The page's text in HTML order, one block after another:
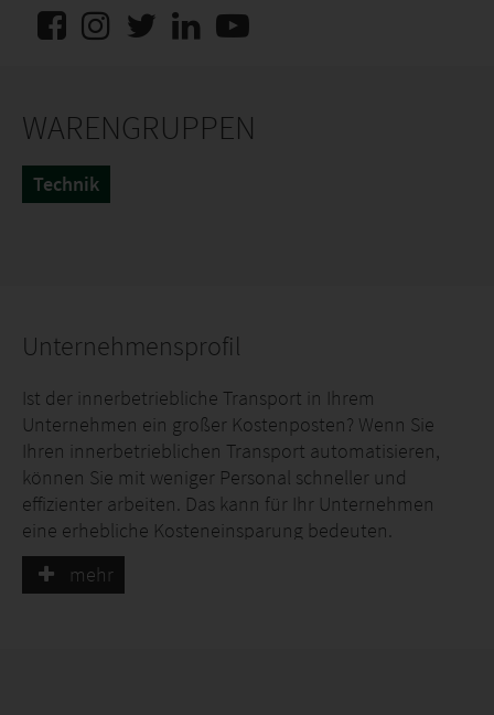
WARENGRUPPEN
Technik
Unternehmensprofil
Ist der innerbetriebliche Transport in Ihrem
Unternehmen ein großer Kostenposten? Wenn Sie
Ihren innerbetrieblichen Transport automatisieren,
können Sie mit weniger Personal schneller und
effizienter arbeiten. Das kann für Ihr Unternehmen
eine erhebliche Kosteneinsparung bedeuten.
Martin Stolze ist schon seit 1991 für Service und
mehr